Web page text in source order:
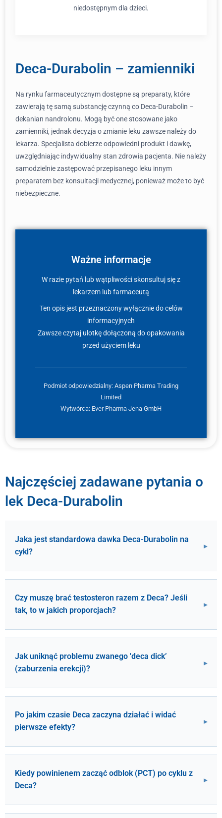
niedostępnym dla dzieci.
Deca-Durabolin – zamienniki
Na rynku farmaceutycznym dostępne są preparaty, które
zawierają tę samą substancję czynną co Deca-Durabolin –
dekanian nandrolonu. Mogą być one stosowane jako
zamienniki, jednak decyzja o zmianie leku zawsze należy do
lekarza. Specjalista dobierze odpowiedni produkt i dawkę,
uwzględniając indywidualny stan zdrowia pacjenta. Nie należy
samodzielnie zastępować przepisanego leku innym
preparatem bez konsultacji medycznej, ponieważ może to być
niebezpieczne.
Ważne informacje
W razie pytań lub wątpliwości skonsultuj się z
lekarzem lub farmaceutą
Ten opis jest przeznaczony wyłącznie do celów
informacyjnych
Zawsze czytaj ulotkę dołączoną do opakowania
przed użyciem leku
Podmiot odpowiedzialny: Aspen Pharma Trading
Limited
Wytwórca: Ever Pharma Jena GmbH
Najczęściej zadawane pytania o
lek Deca-Durabolin
Jaka jest standardowa dawka Deca-Durabolin na
cykl?
Czy muszę brać testosteron razem z Deca? Jeśli
tak, to w jakich proporcjach?
Jak uniknąć problemu zwanego 'deca dick’
(zaburzenia erekcji)?
Po jakim czasie Deca zaczyna działać i widać
pierwsze efekty?
Kiedy powinienem zacząć odblok (PCT) po cyklu z
Deca?